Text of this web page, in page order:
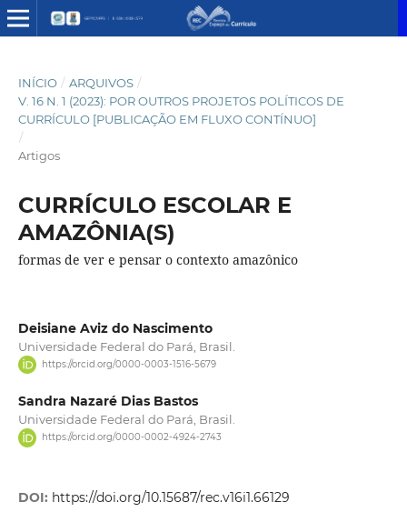
INÍCIO / ARQUIVOS /
V. 16 N. 1 (2023): POR OUTROS PROJETOS POLÍTICOS DE
CURRÍCULO [PUBLICAÇÃO EM FLUXO CONTÍNUO]
/
Artigos
CURRÍCULO ESCOLAR E
AMAZÔNIA(S)
formas de ver e pensar o contexto amazônico
Deisiane Aviz do Nascimento
Universidade Federal do Pará, Brasil.
https://orcid.org/0000-0003-1516-5679
Sandra Nazaré Dias Bastos
Universidade Federal do Pará, Brasil.
https://orcid.org/0000-0002-4924-2743
DOI: https://doi.org/10.15687/rec.v16i1.66129